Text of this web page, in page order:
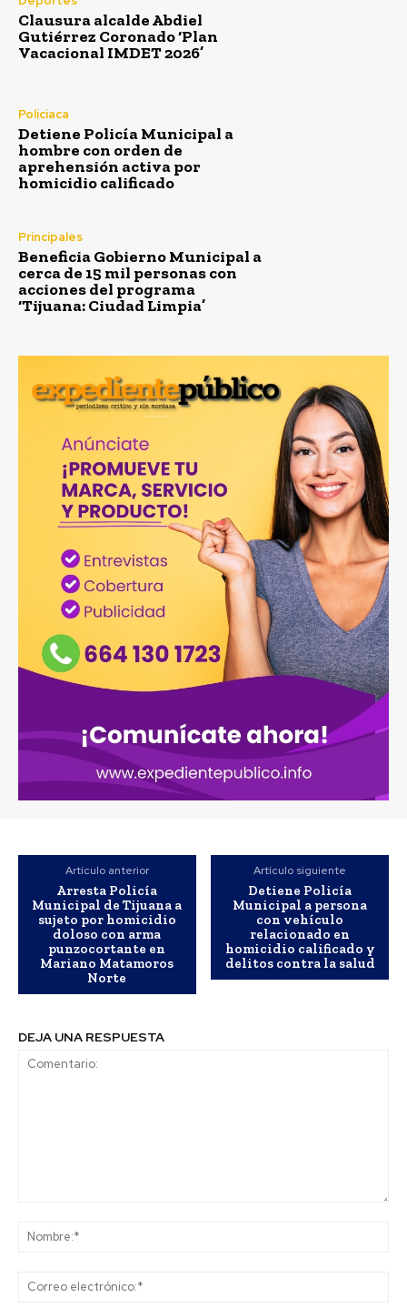
Clausura alcalde Abdiel
Gutiérrez Coronado ‘Plan
Vacacional IMDET 2026’
Policiaca
Detiene Policía Municipal a
hombre con orden de
aprehensión activa por
homicidio calificado
Principales
Beneficia Gobierno Municipal a
cerca de 15 mil personas con
acciones del programa
‘Tijuana: Ciudad Limpia’
Artículo anterior
Arresta Policía
Municipal de Tijuana a
sujeto por homicidio
doloso con arma
punzocortante en
Mariano Matamoros
Norte
Artículo siguiente
Detiene Policía
Municipal a persona
con vehículo
relacionado en
homicidio calificado y
delitos contra la salud
DEJA UNA RESPUESTA